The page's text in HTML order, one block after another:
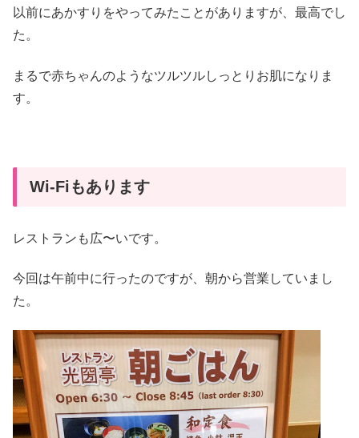
以前にあかすりをやってみたことがありますが、最高でし
た。
まるで赤ちゃんのようなツルツルしっとりお肌になりま
す。
Wi-Fiもあります
レストランも広〜いです。
今回は午前中に行ったのですが、朝から営業していまし
た。